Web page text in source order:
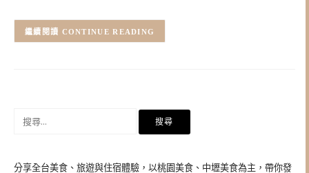
CONTINUE READING
分享全台美食、旅遊與住宿體驗，以桃園美食、中壢美食為主，帶你發